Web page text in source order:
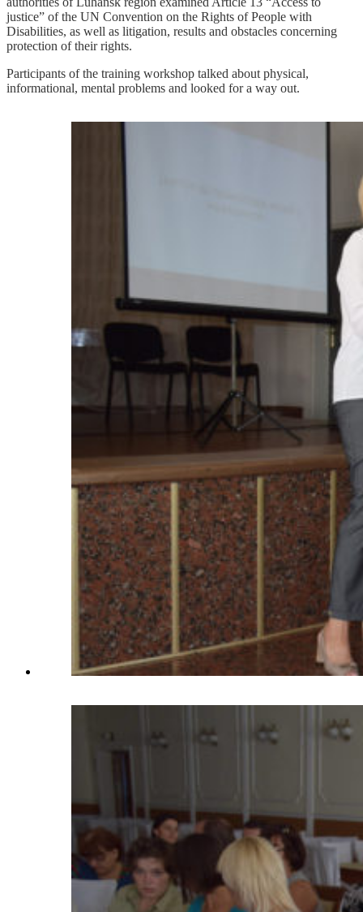
justice” of the UN Convention on the Rights of People with
Disabilities, as well as litigation, results and obstacles concerning
protection of their rights.
Participants of the training workshop talked about physical,
informational, mental problems and looked for a way out.